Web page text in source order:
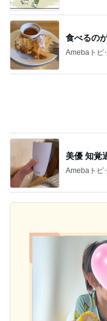
完全独自
Amebaトピ
悩んだ高
Amebaトピ